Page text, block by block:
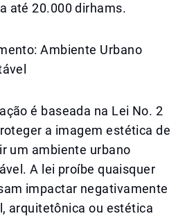
até 20.000 dirhams.
Ambiente Urbano
é baseada na Lei No. 2
a imagem estética de
um ambiente urbano
A lei proíbe quaisquer
impactar negativamente
arquitetônica ou estética